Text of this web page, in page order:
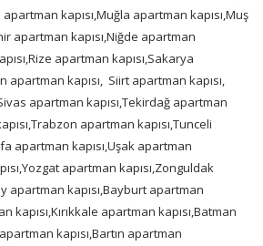
kapısı,Muğla apartman kapısı,Muş
apartman kapısı,Niğde apartman
apartman kapısı,Sakarya
apartman kapısı, Siirt apartman kapısı,
apartman kapısı,Tekirdağ apartman
apartman kapısı,Tunceli
apartman kapısı,Uşak apartman
apartman kapısı,Zonguldak
apartman kapısı,Bayburt apartman
kapısı,Kırıkkale apartman kapısı,Batman
kapısı,Bartın apartman